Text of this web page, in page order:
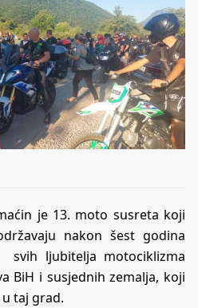
je 13. moto susreta koji
nakon šest godina
svih ljubitelja motociklizma
BiH i susjednih zemalja, koji
taj grad.